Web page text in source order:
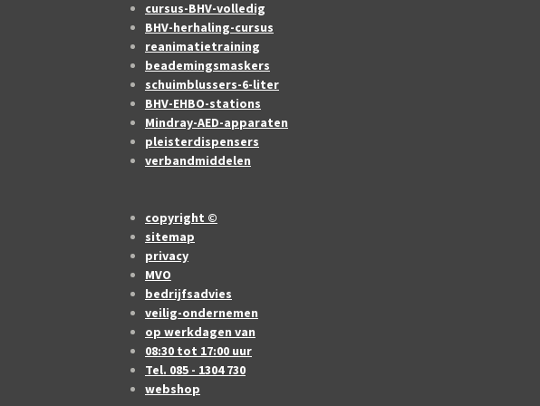
cursus-BHV-volledig
BHV-herhaling-cursus
reanimatietraining
beademingsmaskers
schuimblussers-6-liter
BHV-EHBO-stations
Mindray-AED-apparaten
pleisterdispensers
verbandmiddelen
copyright ©
sitemap
privacy
MVO
bedrijfsadvies
veilig-ondernemen
op werkdagen van
08:30 tot 17:00 uur
Tel. 085 - 1304 730
webshop